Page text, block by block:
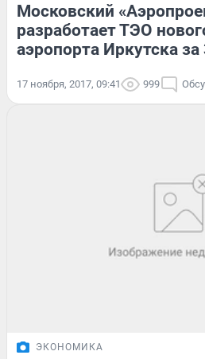
Московский
разработает ТЭО
аэропорта Иркутска
17 ноября, 2017, 09:41 999
ЭКОНОМИКА